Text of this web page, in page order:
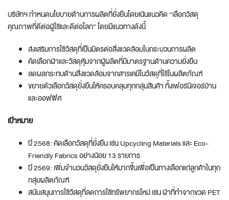
บริษัทฯ กำหนดนโยบายด้านการผลิตที่ยั่งยืนโดยเน้นแนวคิด “เลือกวัสดุ
คุณภาพที่ดีต่อผู้ใช้และดีต่อโลก” โดยมีแนวทางดังนี้
ส่งเสริมการใช้วัสดุที่เป็นมิตรต่อสิ่งแวดล้อมในกระบวนการผลิต
คัดเลือกผ้าและวัสดุหุ้มจากผู้ผลิตที่มีมาตรฐานด้านความยั่งยืน
ลดผลกระทบด้านสิ่งแวดล้อมจากสารเคมีในวัสดุที่ใช้ในผลิตภัณฑ์
ขยายตัวเลือกวัสดุยั่งยืนให้ครอบคลุมทุกกลุ่มสินค้า ทั้งเฟอร์นิเจอร์บ้าน
และออฟฟิศ
เป้าหมาย
ปี 2568: คัดเลือกวัสดุที่ยั่งยืน เช่น Upcycling Materials และ Eco-
Friendly Fabrics อย่างน้อย 13 รายการ
ปี 2569: เพิ่มจำนวนวัสดุยั่งยืนให้มากขึ้นเพื่อเป็นทางเลือกแก่ลูกค้าในทุก
กลุ่มผลิตภัณฑ์
สนับสนุนการใช้วัสดุที่ลดการใช้ทรัพยากรใหม่ เช่น ผ้าที่ทำจากขวด PET